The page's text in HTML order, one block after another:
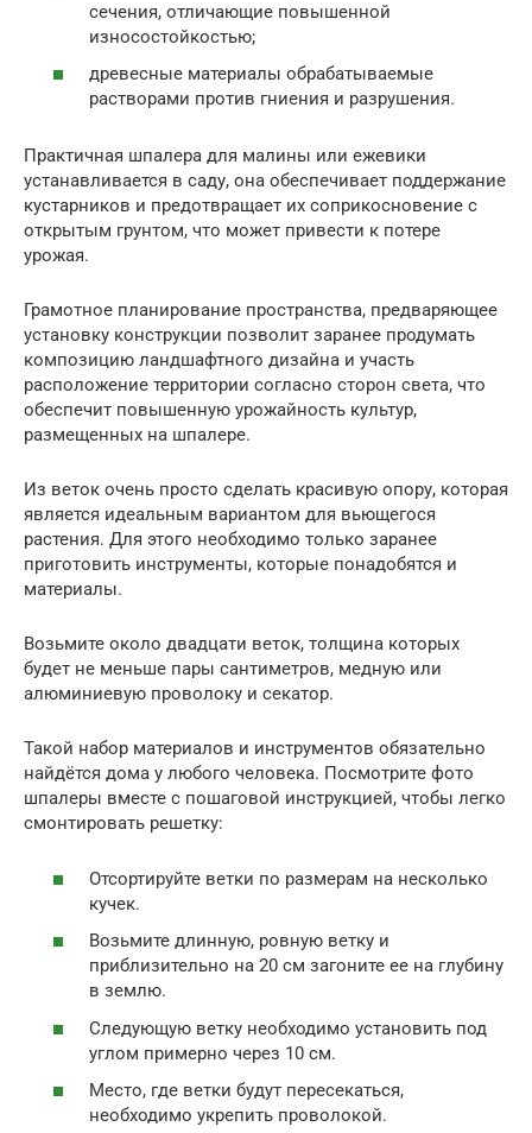
сечения, отличающие повышенной
износостойкостью;
древесные материалы обрабатываемые
растворами против гниения и разрушения.
Практичная шпалера для малины или ежевики
устанавливается в саду, она обеспечивает поддержание
кустарников и предотвращает их соприкосновение с
открытым грунтом, что может привести к потере
урожая.
Грамотное планирование пространства, предваряющее
установку конструкции позволит заранее продумать
композицию ландшафтного дизайна и участь
расположение территории согласно сторон света, что
обеспечит повышенную урожайность культур,
размещенных на шпалере.
Из веток очень просто сделать красивую опору, которая
является идеальным вариантом для вьющегося
растения. Для этого необходимо только заранее
приготовить инструменты, которые понадобятся и
материалы.
Возьмите около двадцати веток, толщина которых
будет не меньше пары сантиметров, медную или
алюминиевую проволоку и секатор.
Такой набор материалов и инструментов обязательно
найдётся дома у любого человека. Посмотрите фото
шпалеры вместе с пошаговой инструкцией, чтобы легко
смонтировать решетку:
Отсортируйте ветки по размерам на несколько
кучек.
Возьмите длинную, ровную ветку и
приблизительно на 20 см загоните ее на глубину
в землю.
Следующую ветку необходимо установить под
углом примерно через 10 см.
Место, где ветки будут пересекаться,
необходимо укрепить проволокой.